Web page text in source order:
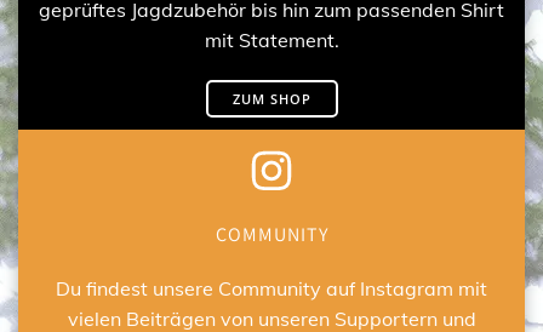
geprüftes Jagdzubehör bis hin zum passenden Shirt
mit Statement.
ZUM SHOP
COMMUNITY
Du findest unsere Community auf Instagram mit
vielen Beiträgen von unseren Supportern und